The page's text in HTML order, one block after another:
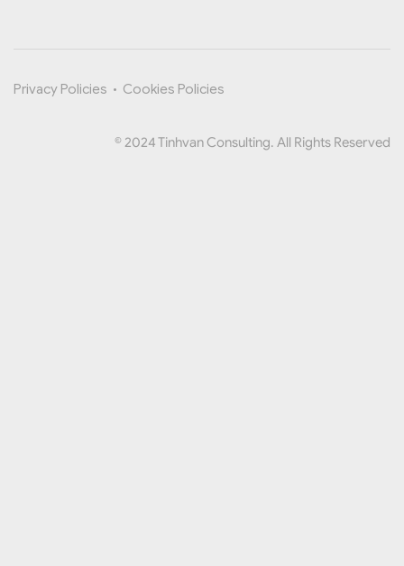
Privacy Policies • Cookies Policies
© 2024 Tinhvan Consulting. All Rights Reserved